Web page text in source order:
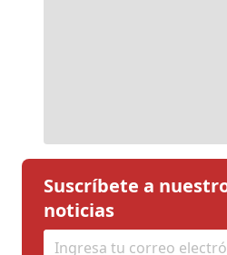
Suscríbete a
noticias